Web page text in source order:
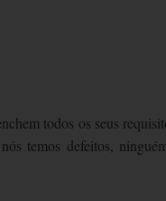
todos os seus
temos defeitos,